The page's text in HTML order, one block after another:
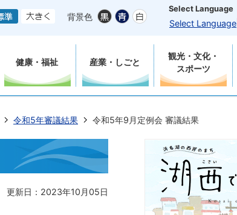
背景色
Select Language
Select Language
健康・福祉 産業・しごと
観光・文化・
スポーツ
令和5年審議結果 令和5年9月定例会 審議結果
更新日：2023年10月05日